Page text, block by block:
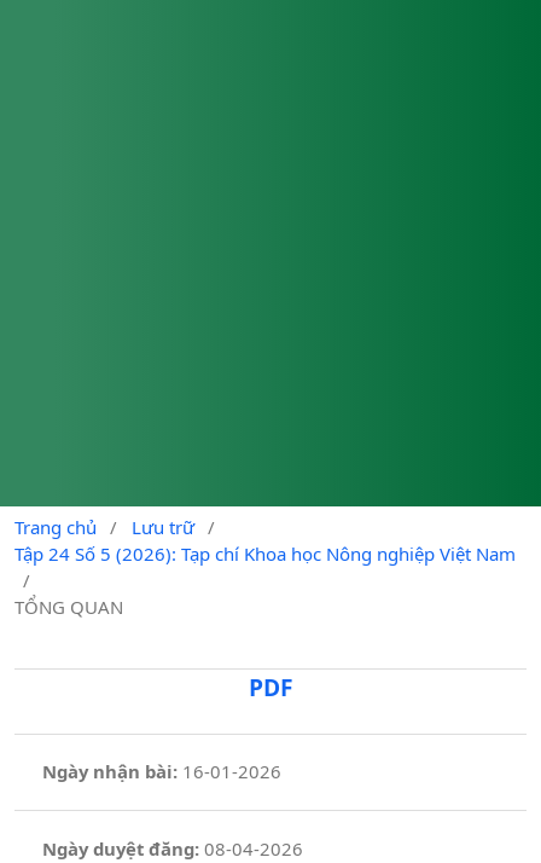
Trang chủ / Lưu trữ /
Tập 24 Số 5 (2026): Tạp chí Khoa học Nông nghiệp Việt Nam
/
TỔNG QUAN
PDF
Ngày nhận bài: 16-01-2026
Ngày duyệt đăng:08-04-2026